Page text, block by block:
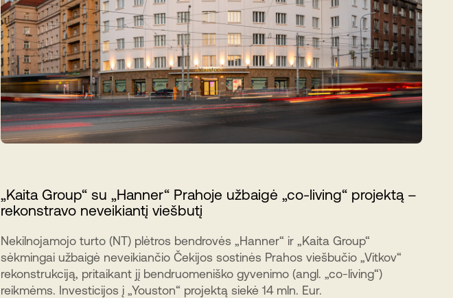
„Kaita Group“ su „Hanner“ Prahoje užbaigė „co-living“ projektą –
rekonstravo neveikiantį viešbutį
Nekilnojamojo turto (NT) plėtros bendrovės „Hanner“ ir „Kaita Group“
sėkmingai užbaigė neveikiančio Čekijos sostinės Prahos viešbučio „Vitkov“
rekonstrukciją, pritaikant jį bendruomeniško gyvenimo (angl. „co-living“)
reikmėms. Investicijos į „Youston“ projektą siekė 14 mln. Eur.